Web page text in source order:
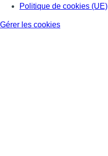
Politique de cookies (UE)
Gérer les cookies